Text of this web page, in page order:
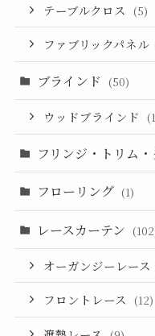
テーブルクロス (5)
ファブリックパネル
ブラインド (50)
ウッドブラインド
フリンジ・トリム
フローリング (1)
レースカーテン
オーガンジーレース
フロントレース (12)